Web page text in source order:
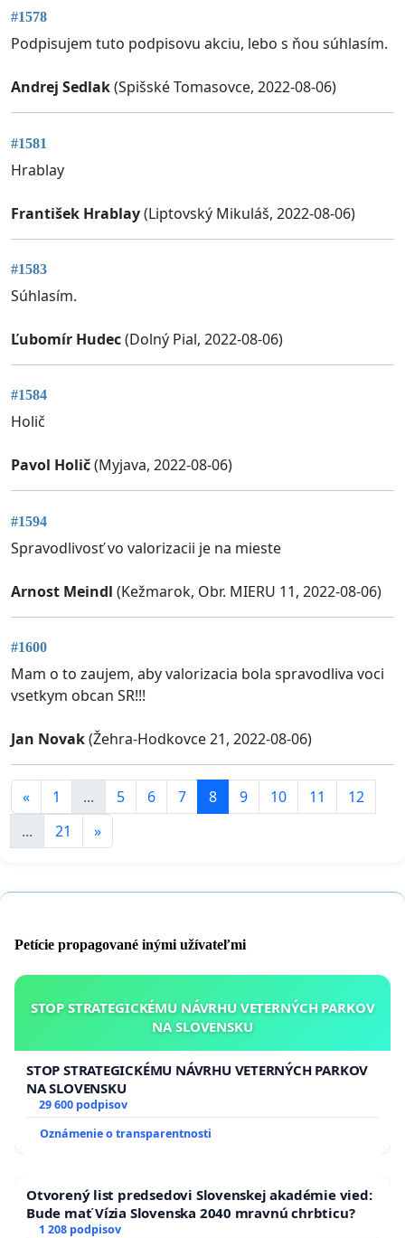
#1578
Podpisujem tuto podpisovu akciu, lebo s ňou súhlasím.
Andrej Sedlak(Spišské Tomasovce, 2022-08-06)
#1581
Hrablay
František Hrablay(Liptovský Mikuláš, 2022-08-06)
#1583
Súhlasím.
Ľubomír Hudec(Dolný Pial, 2022-08-06)
#1584
Holič
Pavol Holič(Myjava, 2022-08-06)
#1594
Spravodlivosť vo valorizacii je na mieste
Arnost Meindl (Kežmarok, Obr. MIERU 11, 2022-08-06)
#1600
Mam o to zaujem, aby valorizacia bola spravodliva voci
vsetkym obcan SR!!!
Jan Novak(Žehra-Hodkovce 21, 2022-08-06)
« 1 ... 5 6 7 8 9 10 11
12
...
21 »
Petície propagované inými užívateľmi
STOP STRATEGICKÉMU NÁVRHU VETERNÝCH PARKOV
NA SLOVENSKU
STOP STRATEGICKÉMU NÁVRHU VETERNÝCH PARKOV
NA SLOVENSKU
29 600 podpisov
Oznámenie o transparentnosti
Otvorený list predsedovi Slovenskej akadémie vied:
Bude mať Vízia Slovenska 2040 mravnú chrbticu?
1 208 podpisov